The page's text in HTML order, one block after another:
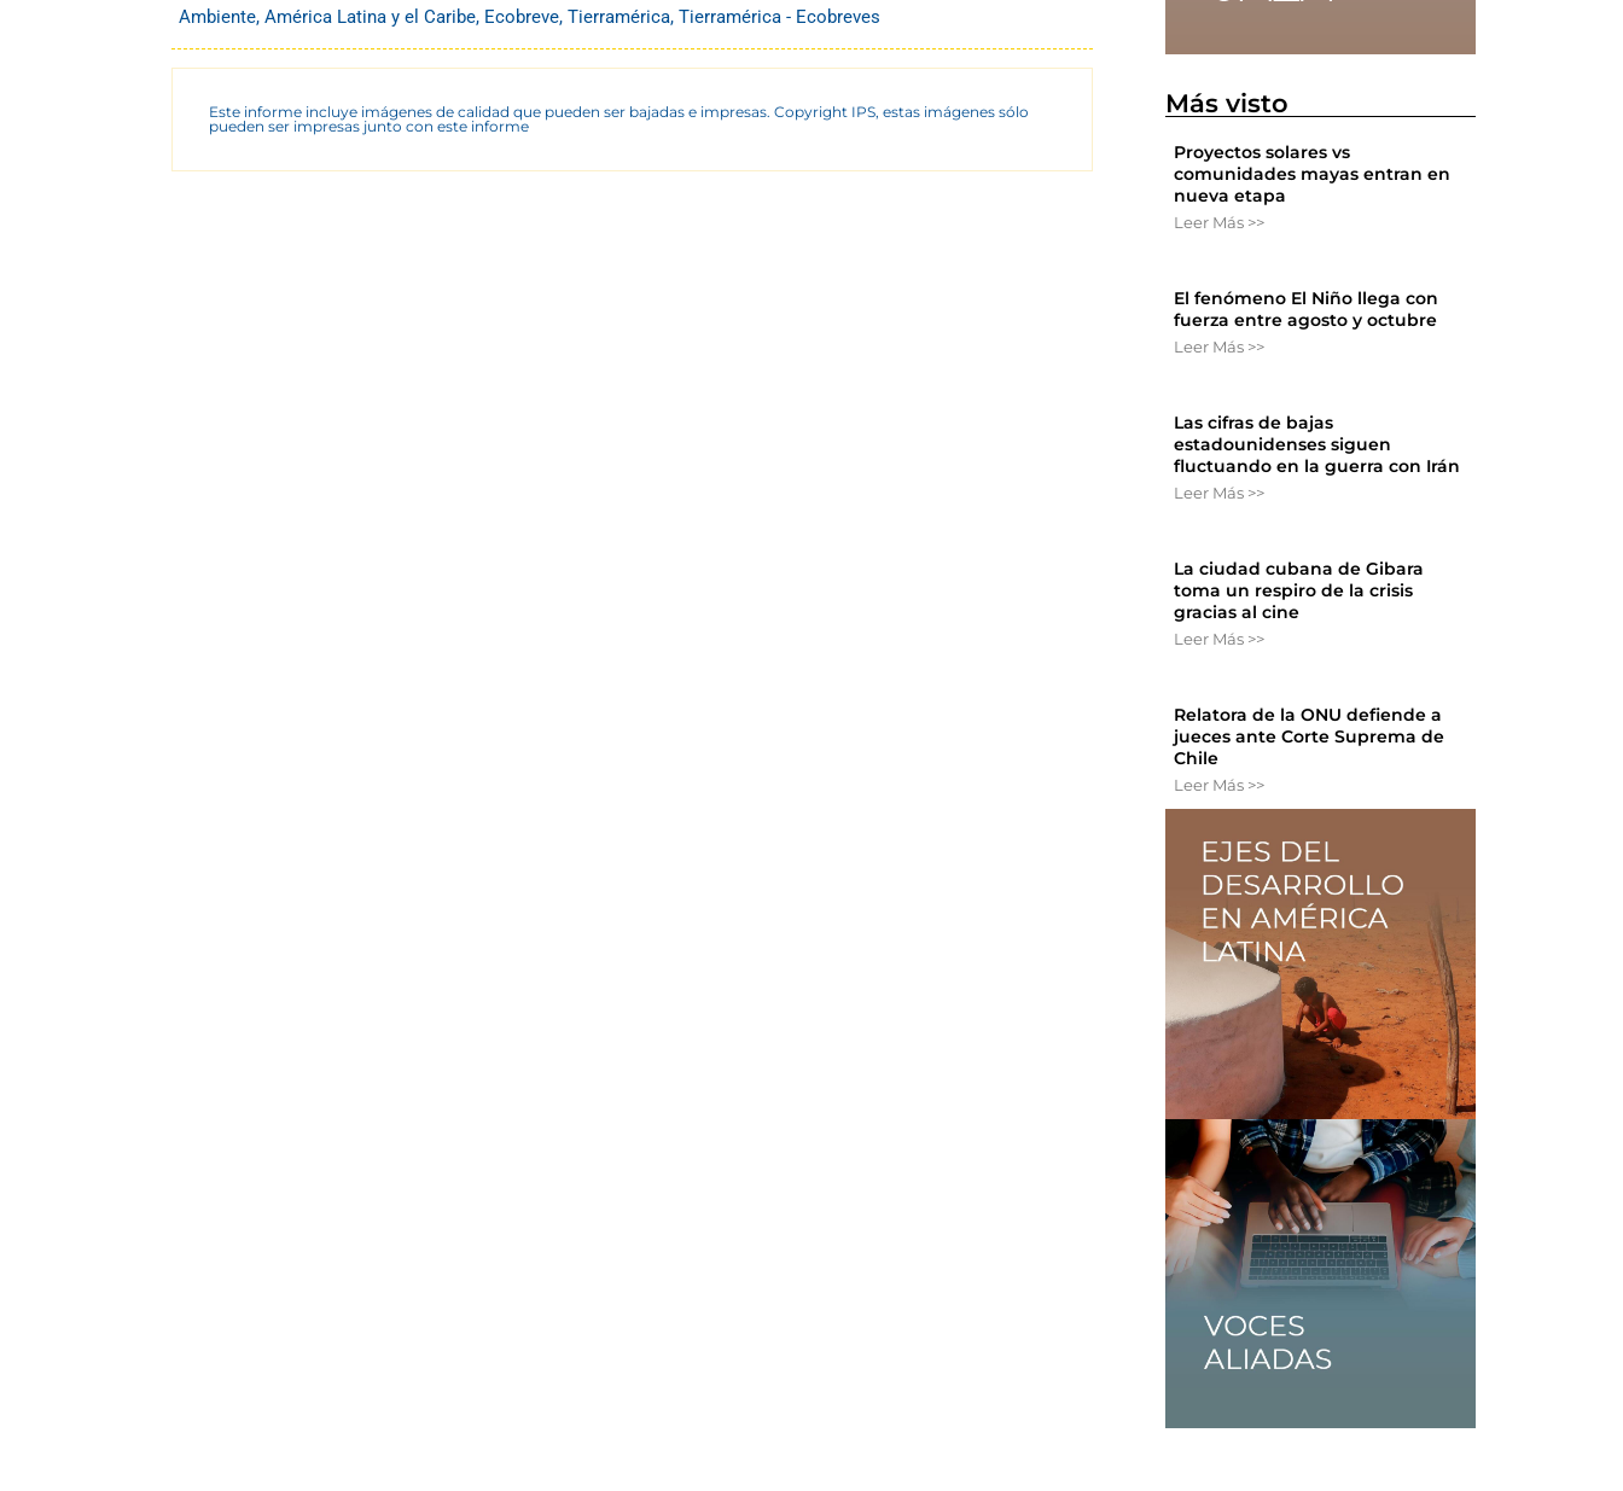
Ambiente, América Latina y el Caribe, Ecobreve, Tierramérica, Tierramérica - Ecobreves
Este informe incluye imágenes de calidad que pueden ser bajadas e impresas. Copyright IPS, estas imágenes sólo
pueden ser impresas junto con este informe
Más visto
Proyectos solares vs
comunidades mayas entran en
nueva etapa
Leer Más >>
El fenómeno El Niño llega con
fuerza entre agosto y octubre
Leer Más >>
Las cifras de bajas
estadounidenses siguen
fluctuando en la guerra con Irán
Leer Más >>
La ciudad cubana de Gibara
toma un respiro de la crisis
gracias al cine
Leer Más >>
Relatora de la ONU defiende a
jueces ante Corte Suprema de
Chile
Leer Más >>